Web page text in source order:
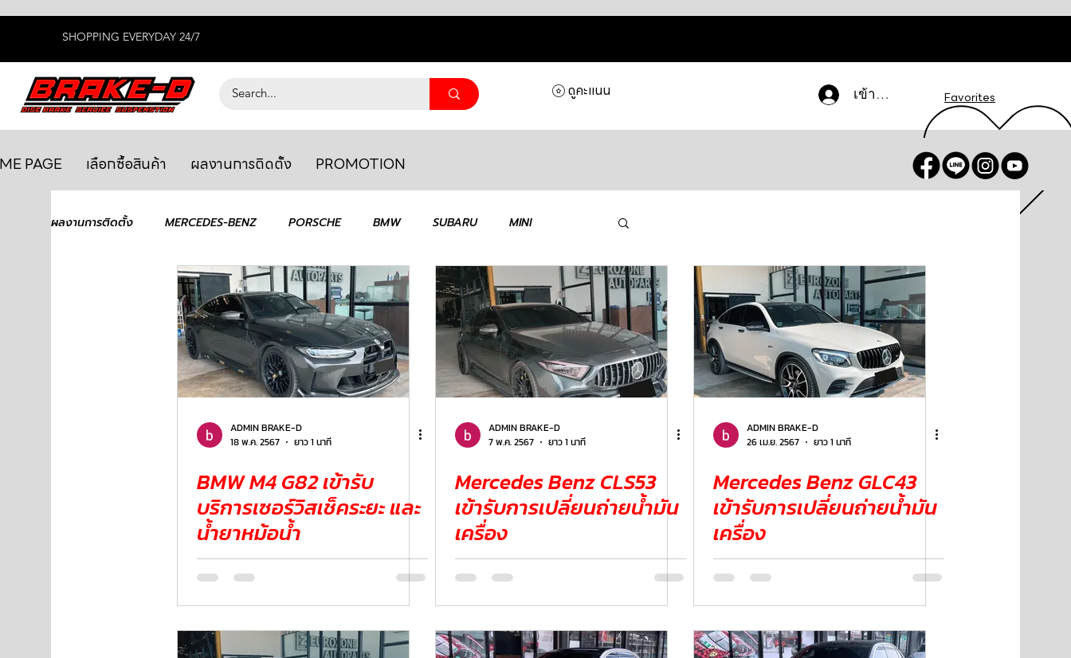
SHOPPING EVERYDAY 24/7
เข้าสู่ระบบ Favorites
ดูคะแนน
PAGE เลือกซื้อสินค้า ผลงานการติดตั้ง PROMOTION
ผลงานการติดตั้ง MERCEDES-BENZ PORSCHE BMW SUBARU MINI
LEXUS ยางรถยนต์ AUDI MASERATI LAMBORGHINI
MAHLE MAZDA TOYOTA HONDA VOLKSWAGEN
ADMIN BRAKE-D
18 พ.ค. 2567
ยาว 1 นาที
BMW M4 G82 เข้ารับ
บริการเซอร์วิสเช็คระยะ และ
น้ำยาหม้อน้ำ
ADMIN BRAKE-D
7 พ.ค. 2567
ยาว 1 นาที
Mercedes Benz CLS53
เข้ารับการเปลี่ยนถ่ายน้ำมัน
เครื่อง
ADMIN BRAKE-D
26 เม.ย. 2567
ยาว 1 นาที
Mercedes Benz GLC43
เข้ารับการเปลี่ยนถ่ายน้ำมัน
เครื่อง